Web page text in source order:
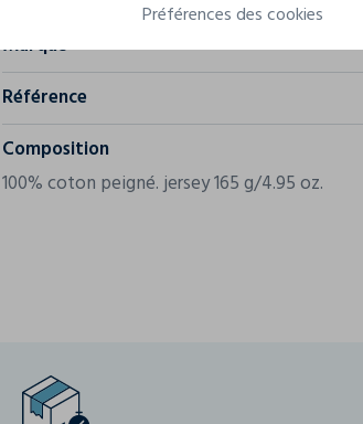
Marque
Référence
Composition
100% coton peigné. jersey 165 g/4.95 oz.
Préférences des cookies